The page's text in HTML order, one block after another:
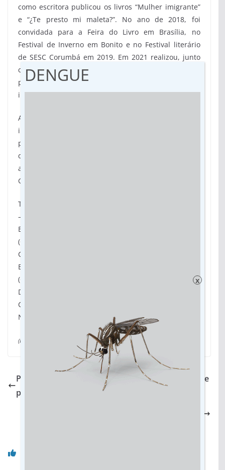
como escritora publicou os livros “Mulher imigrante”
e “¿Te presto mi maleta?”. No ano de 2018, foi
convidada para a Feira do Livro em Brasília, no
Festival de Inverno em Bonito e no Festival literário
de SESC Corumbá em 2019. Em 2021 realizou, junto
com a Secretaria do Município de Dourados, um
projeto de acolhimento linguístico/literário para os
imigrantes.
A Semana Estadual dos Direitos Humanos foi
instituída, por meio da Lei n. 5.521/2020, para
promover e fomentar ações que asseguram
dignidade e igualdade de direitos todos. O evento faz
alusão, à Lei 4.771/2015, que instituiu em Mato
Grosso do Sul, o Dia Estadual dos Direitos Humanos.
Também foram homenageadas doze personalidades
– físicas e jurídicas – indicadas pela SEAD, Conselho
Estadual de Defesa dos Direitos da Pessoa Idosa
(CEDPI/MS), Conselho Estadual dos Direitos da
Criança e do Adolescente (CEDCA/MS), Conselho
Estadual de Defesa dos Direitos da Pessoa Humana
(CEDHU/MS), Conselho Estadual de Defesa dos
Direitos da Pessoa com Deficiência (CONSEP/MS),
Conselho Estadual de Segurança Alimentar e
Nutricional (CONSEA/MS).
(Por Natalia Yahn, da assessoria –Fotos: Álvaro Rezende)
Projeto Navio: ribeirinhos recebem orientações de
prevenção e diagnóstico do câncer de próstata
DENGUE
x